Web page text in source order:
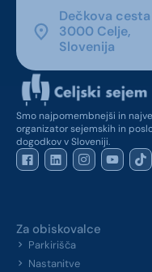
Dečkova cesta
3000 Celje,
Slovenija
Smo najpomembnejši in
organizator sejemskih in
dogodkov v Sloveniji.
Za obiskovalce
Parkirišča
Nastanitve